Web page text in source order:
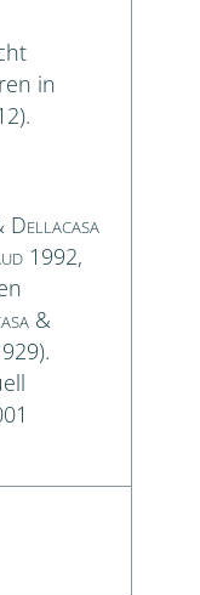
in
Dellacasa
1992,
&